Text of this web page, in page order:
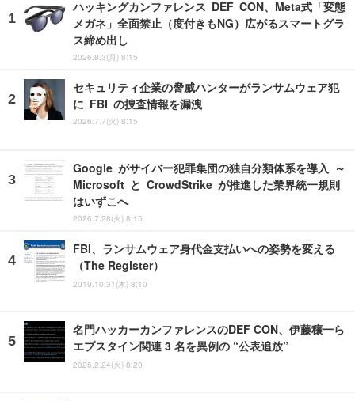
ハッキングカンファレンス DEF CON、Meta式「変態
メガネ」全面禁止（度付きもNG）広がるスマートグラ
ス締め出し
2026.8.3(月) 8:15
セキュリティ企業の脅威ハンターがランサムウェア犯
に FBI の捜査情報を漏洩
2026.7.7(火) 8:15
Google がサイバー犯罪集団の独自分類体系を導入 ～
Microsoft と CrowdStrike が推進した業界統一規則
はいずこへ
2026.7.28(火) 8:15
FBI、ランサムウェア身代金支払いへの姿勢を変える
（The Register）
2019.10.31(木) 8:10
名門ハッカーカンファレンスのDEF CON、伊藤穰一ら
エプスタイン関連 3 名を異例の “公表追放”
2026.2.24(火) 8:20